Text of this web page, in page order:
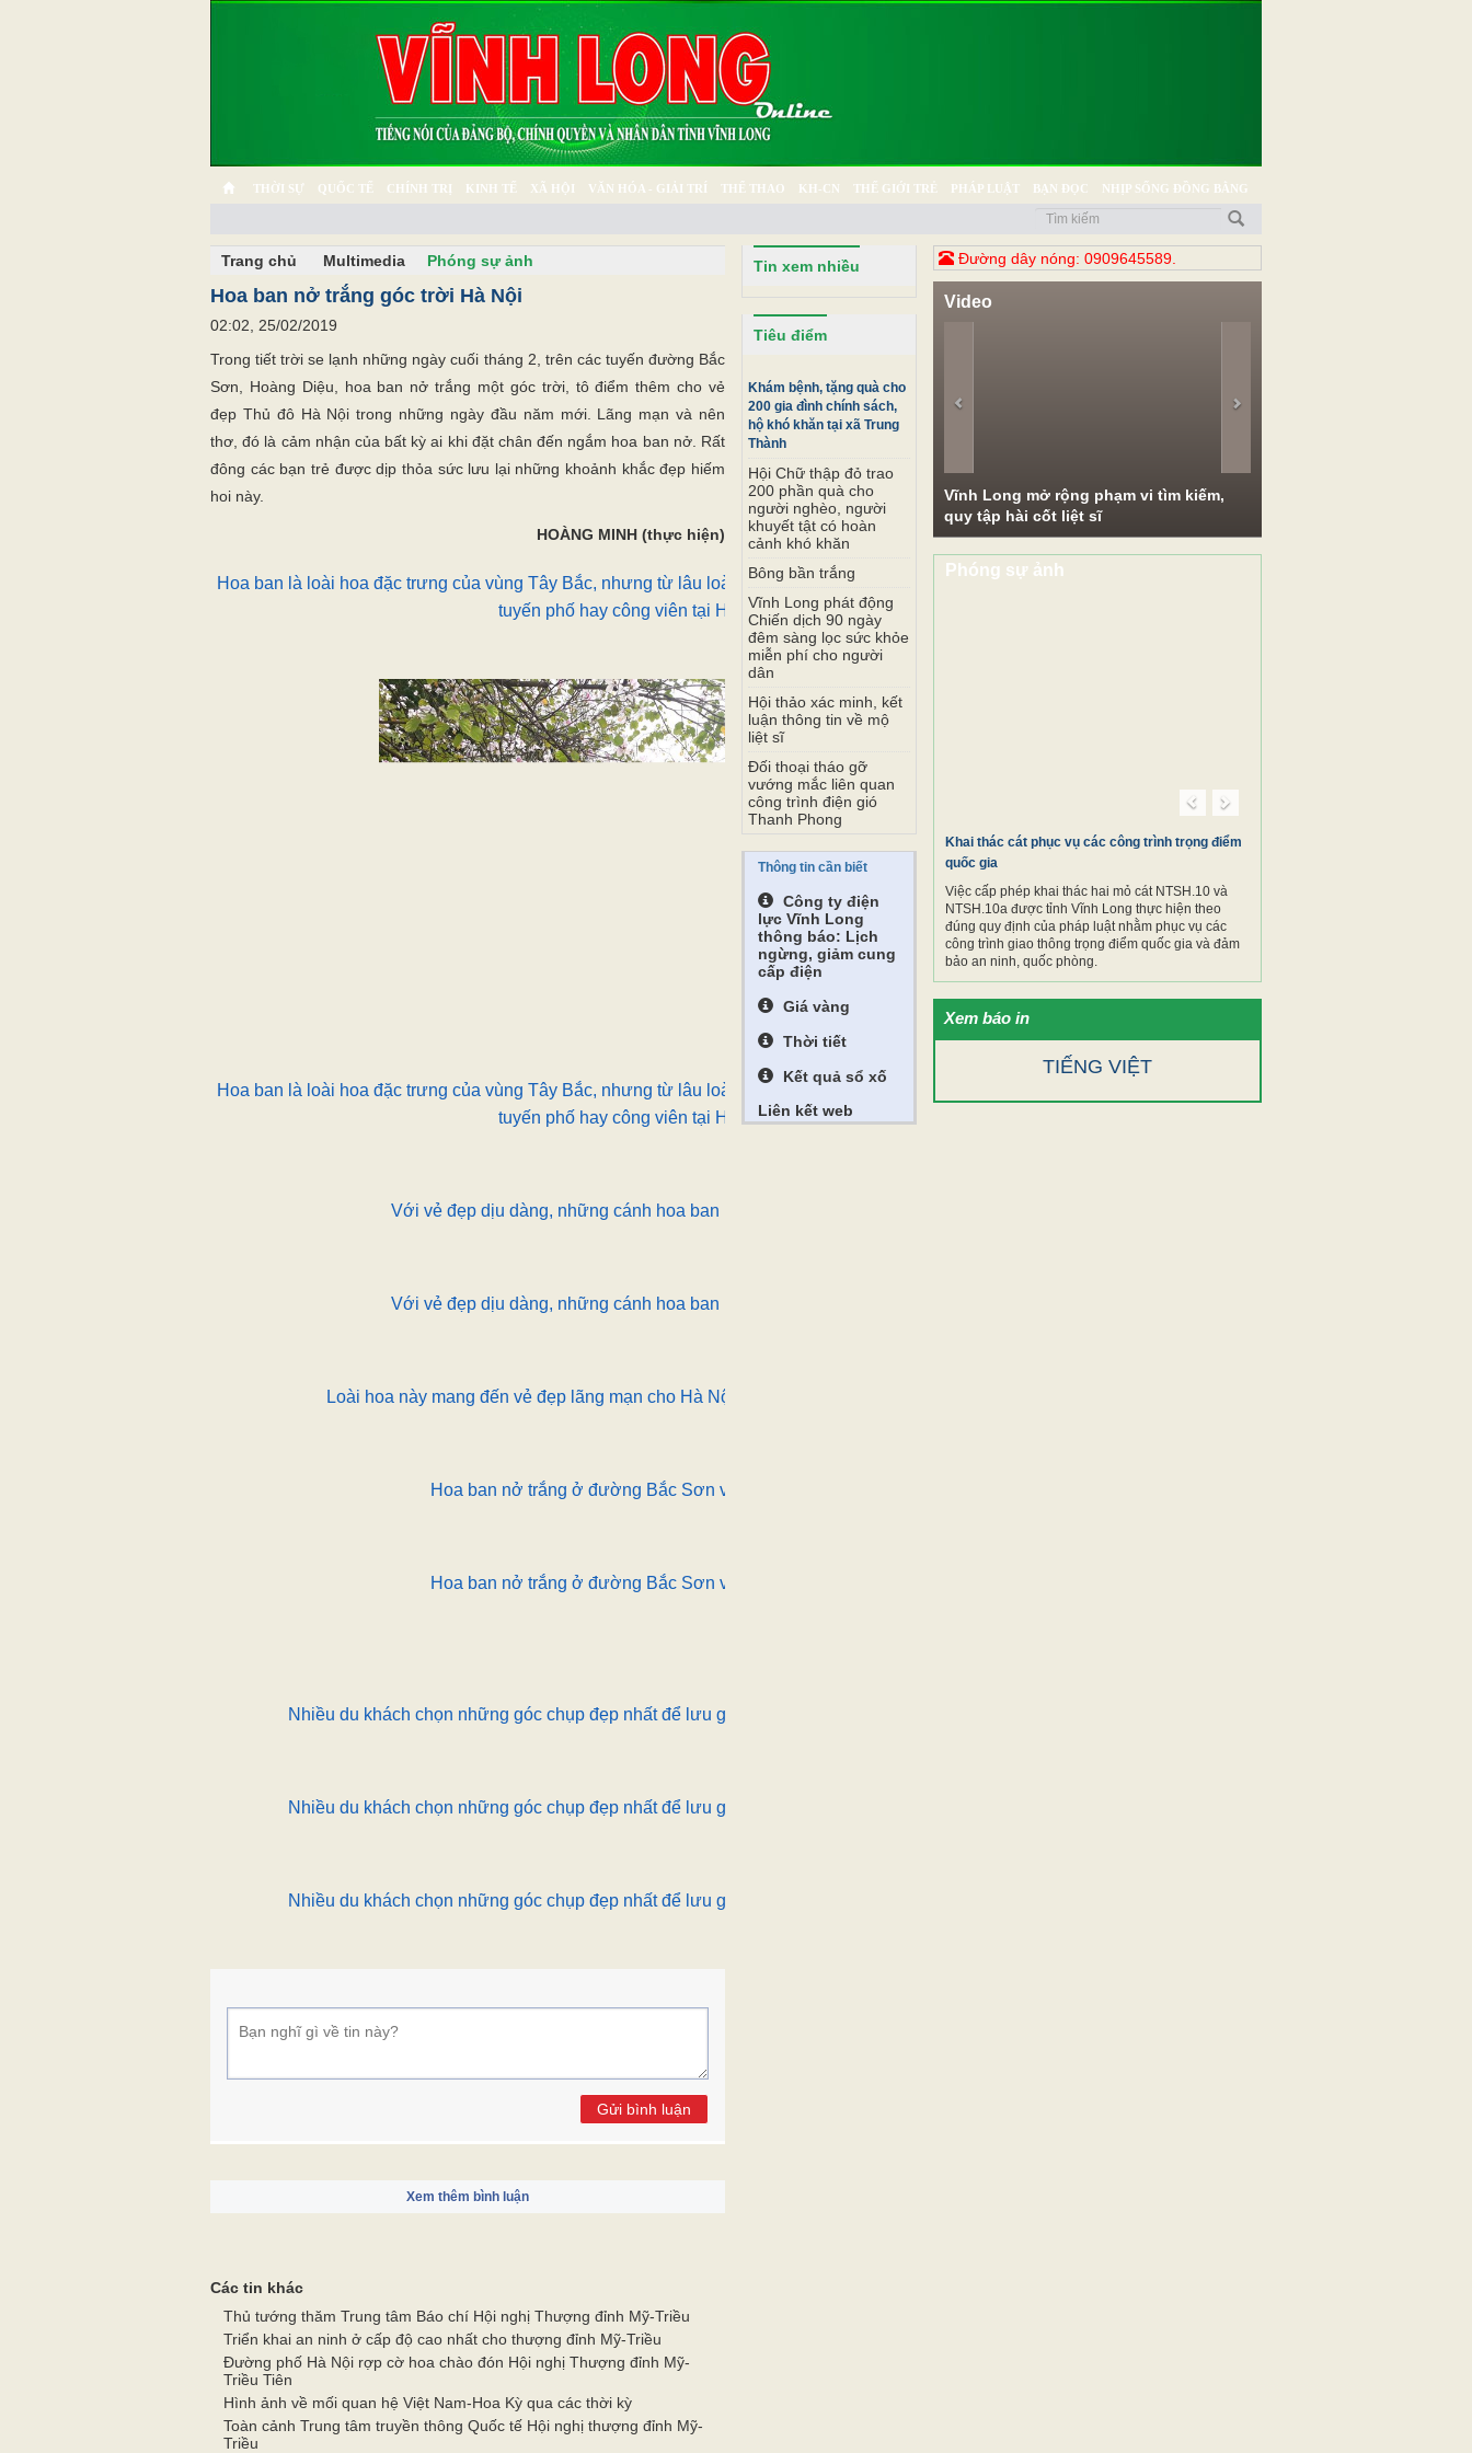
THỜI SỰ QUỐC TẾ CHÍNH TRỊ KINH TẾ XÃ HỘI VĂN HÓA - GIẢI TRÍ THỂ THAO KH-CN THẾ GIỚI TRẺ PHÁP LUẬT BẠN ĐỌC NHỊP SỐNG ĐỒNG BẰNG
Trang chủ Multimedia Phóng sự ảnh
Hoa ban nở trắng góc trời Hà Nội
02:02, 25/02/2019
Trong tiết trời se lạnh những ngày cuối tháng 2, trên các tuyến đường Bắc
Sơn, Hoàng Diệu, hoa ban nở trắng một góc trời, tô điểm thêm cho vẻ
đẹp Thủ đô Hà Nội trong những ngày đầu năm mới. Lãng mạn và nên
thơ, đó là cảm nhận của bất kỳ ai khi đặt chân đến ngắm hoa ban nở. Rất
đông các bạn trẻ được dịp thỏa sức lưu lại những khoảnh khắc đẹp hiếm
hoi này.
HOÀNG MINH (thực hiện)
Hoa ban là loài hoa đặc trưng của vùng Tây Bắc, nhưng từ lâu loài hoa này đã được trồng rất nhiều trên các
tuyến phố hay công viên tại Hà Nội.
Hoa ban là loài hoa đặc trưng của vùng Tây Bắc, nhưng từ lâu loài hoa này đã được trồng rất nhiều trên các
tuyến phố hay công viên tại Hà Nội.
Với vẻ đẹp dịu dàng, những cánh hoa ban làm nao lòng người.
Với vẻ đẹp dịu dàng, những cánh hoa ban làm nao lòng người.
Loài hoa này mang đến vẻ đẹp lãng mạn cho Hà Nội những ngày đầu năm mới.
Hoa ban nở trắng ở đường Bắc Sơn và Hoàng Diệu.
Hoa ban nở trắng ở đường Bắc Sơn và Hoàng Diệu.
Nhiều du khách chọn những góc chụp đẹp nhất để lưu giữ khoảnh khắc bên loài hoa này.
Nhiều du khách chọn những góc chụp đẹp nhất để lưu giữ khoảnh khắc bên loài hoa này.
Nhiều du khách chọn những góc chụp đẹp nhất để lưu giữ khoảnh khắc bên loài hoa này.
Gửi bình luận
Xem thêm bình luận
Các tin khác
Thủ tướng thăm Trung tâm Báo chí Hội nghị Thượng đỉnh Mỹ-Triều
Triển khai an ninh ở cấp độ cao nhất cho thượng đỉnh Mỹ-Triều
Đường phố Hà Nội rợp cờ hoa chào đón Hội nghị Thượng đỉnh Mỹ-
Triều Tiên
Hình ảnh về mối quan hệ Việt Nam-Hoa Kỳ qua các thời kỳ
Toàn cảnh Trung tâm truyền thông Quốc tế Hội nghị thượng đỉnh Mỹ-
Triều
Tin xem nhiều
Tiêu điểm
Khám bệnh, tặng quà cho
200 gia đình chính sách,
hộ khó khăn tại xã Trung
Thành
Hội Chữ thập đỏ trao
200 phần quà cho
người nghèo, người
khuyết tật có hoàn
cảnh khó khăn
Bông bần trắng
Vĩnh Long phát động
Chiến dịch 90 ngày
đêm sàng lọc sức khỏe
miễn phí cho người
dân
Hội thảo xác minh, kết
luận thông tin về mộ
liệt sĩ
Đối thoại tháo gỡ
vướng mắc liên quan
công trình điện gió
Thanh Phong
Thông tin cần biết
Công ty điện
lực Vĩnh Long
thông báo: Lịch
ngừng, giảm cung
cấp điện
Giá vàng
Thời tiết
Kết quả sổ xố
Liên kết web
Đường dây nóng: 0909645589.
Video
Vĩnh Long mở rộng phạm vi tìm kiếm,
quy tập hài cốt liệt sĩ
Phóng sự ảnh
Khai thác cát phục vụ các công trình trọng điểm
quốc gia
Việc cấp phép khai thác hai mỏ cát NTSH.10 và
NTSH.10a được tỉnh Vĩnh Long thực hiện theo
đúng quy định của pháp luật nhằm phục vụ các
công trình giao thông trọng điểm quốc gia và đảm
bảo an ninh, quốc phòng.
Previous
Xem báo in
TIẾNG VIỆT